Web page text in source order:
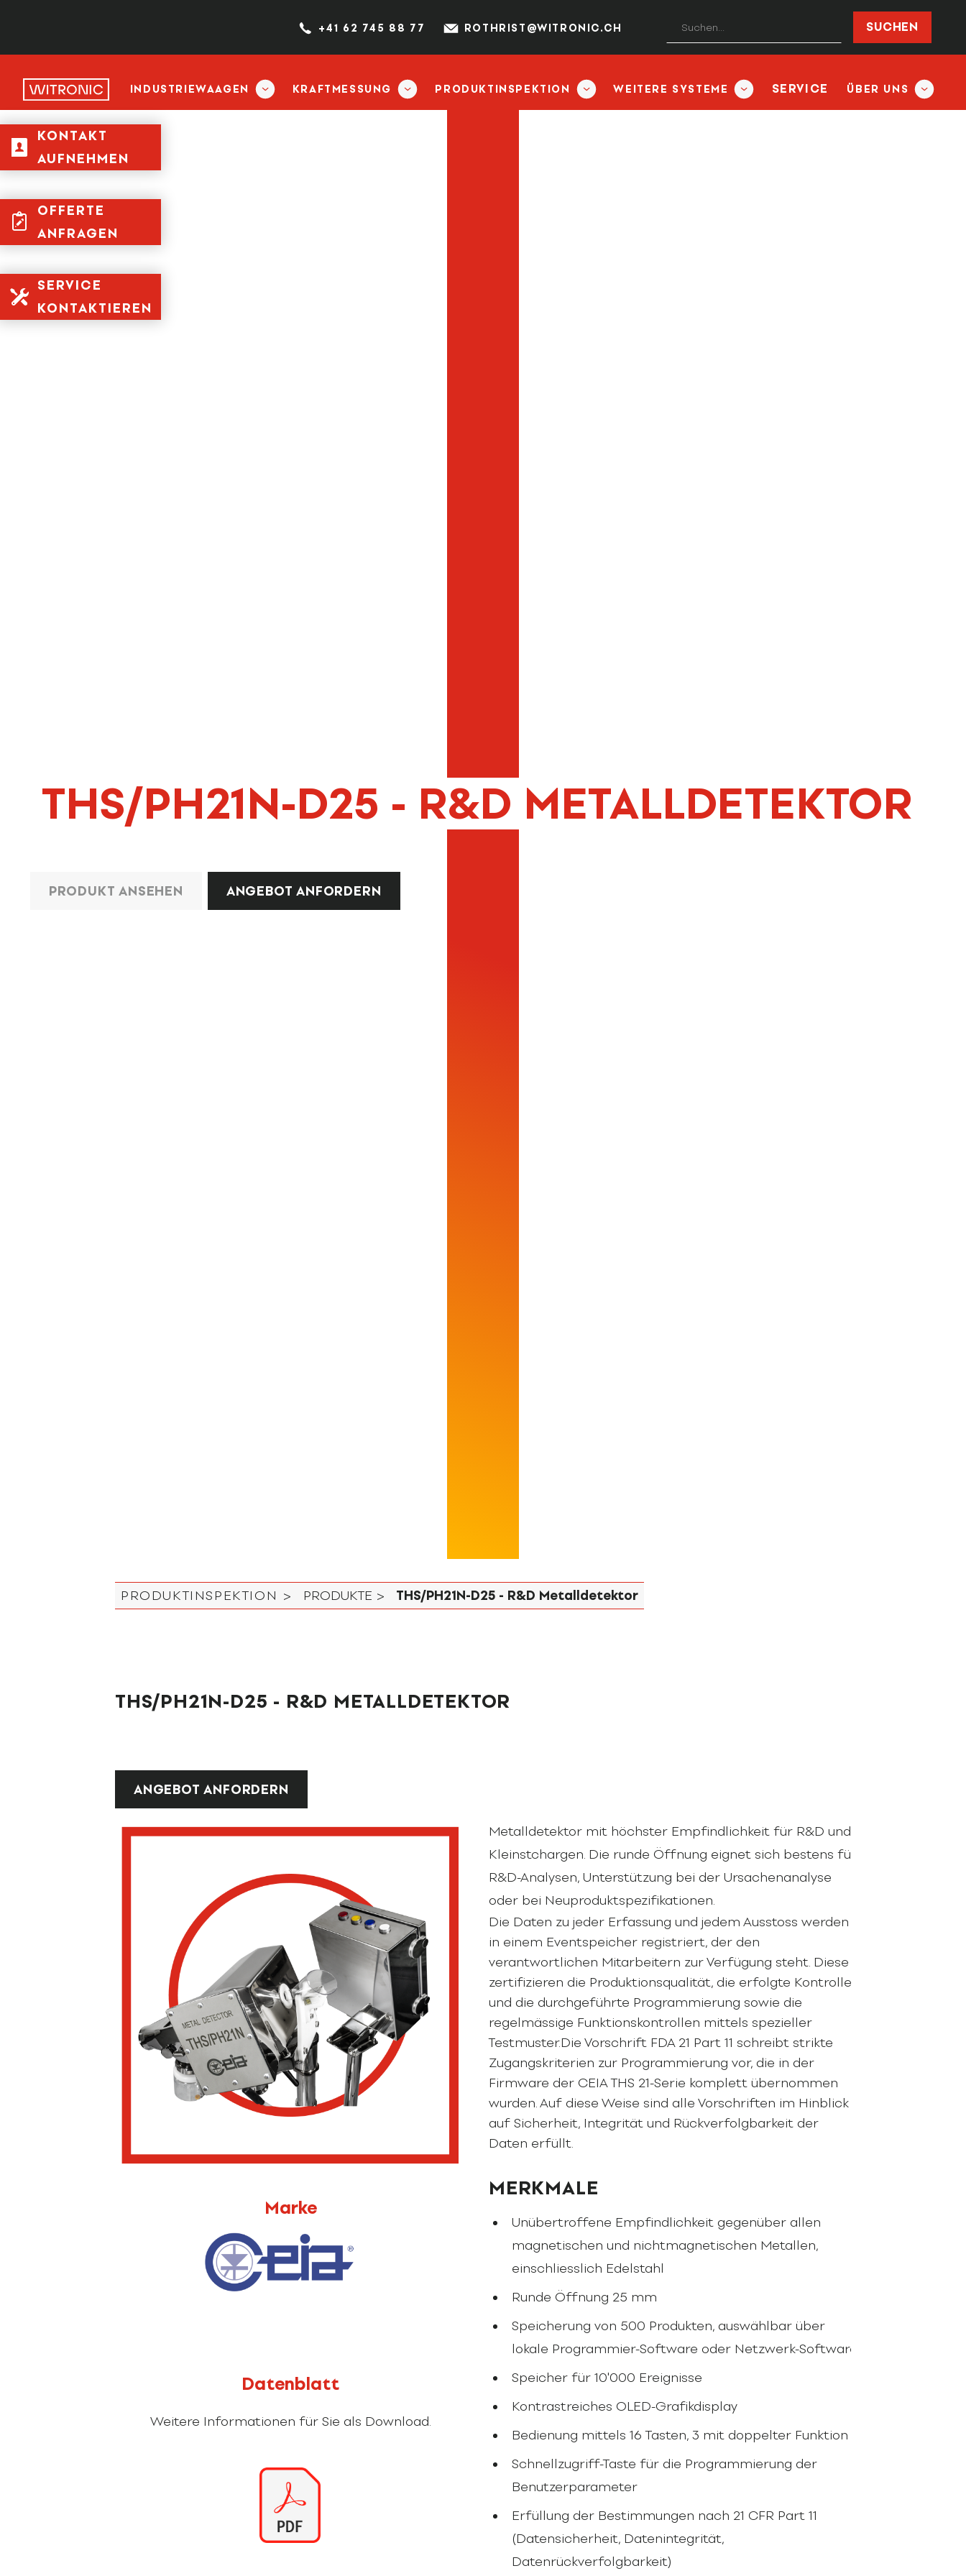
+41 62 745 88 77 ROTHRIST@WITRONIC.CH
INDUSTRIEWAAGEN KRAFTMESSUNG PRODUKTINSPEKTION WEITERE SYSTEME SERVICE ÜBER UNS
KONTAKT
AUFNEHMEN
OFFERTE
ANFRAGEN
SERVICE
KONTAKTIEREN
THS/PH21N-D25 - R&D METALLDETEKTOR
PRODUKT ANSEHEN ANGEBOT ANFORDERN
PRODUKTINSPEKTION > PRODUKTE > THS/PH21N-D25 - R&D Metalldetektor
THS/PH21N-D25 - R&D METALLDETEKTOR
ANGEBOT ANFORDERN
Marke
Datenblatt
Weitere Informationen für Sie als Download.
Metalldetektor mit höchster Empfindlichkeit für R&D und
Kleinstchargen. Die runde Öffnung eignet sich bestens für
R&D-Analysen, Unterstützung bei der Ursachenanalyse
oder bei Neuproduktspezifikationen.
Die Daten zu jeder Erfassung und jedem Ausstoss werden
in einem Eventspeicher registriert, der den
verantwortlichen Mitarbeitern zur Verfügung steht. Diese
zertifizieren die Produktionsqualität, die erfolgte Kontrolle
und die durchgeführte Programmierung sowie die
regelmässige Funktionskontrollen mittels spezieller
Testmuster.Die Vorschrift FDA 21 Part 11 schreibt strikte
Zugangskriterien zur Programmierung vor, die in der
Firmware der CEIA THS 21-Serie komplett übernommen
wurden. Auf diese Weise sind alle Vorschriften im Hinblick
auf Sicherheit, Integrität und Rückverfolgbarkeit der
Daten erfüllt.
MERKMALE
Unübertroffene Empfindlichkeit gegenüber allen
magnetischen und nichtmagnetischen Metallen,
einschliesslich Edelstahl
Runde Öffnung 25 mm
Speicherung von 500 Produkten, auswählbar über
lokale Programmier-Software oder Netzwerk-Software
Speicher für 10'000 Ereignisse
Kontrastreiches OLED-Grafikdisplay
Bedienung mittels 16 Tasten, 3 mit doppelter Funktion
Schnellzugriff-Taste für die Programmierung der
Benutzerparameter
Erfüllung der Bestimmungen nach 21 CFR Part 11
(Datensicherheit, Datenintegrität,
Datenrückverfolgbarkeit)